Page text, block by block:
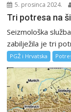
5. prosinca 2024.
Tri potresa na
Seizmološka
zabilježila je tri
PGŽ i Hrvatska